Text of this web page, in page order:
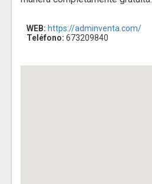
WEB: https://adminventa.com/
Teléfono: 673209840